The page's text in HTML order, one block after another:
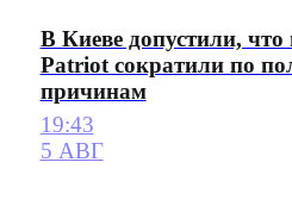
В Киеве допустили, что
Patriot сократили по
причинам
19:43
5 АВГ